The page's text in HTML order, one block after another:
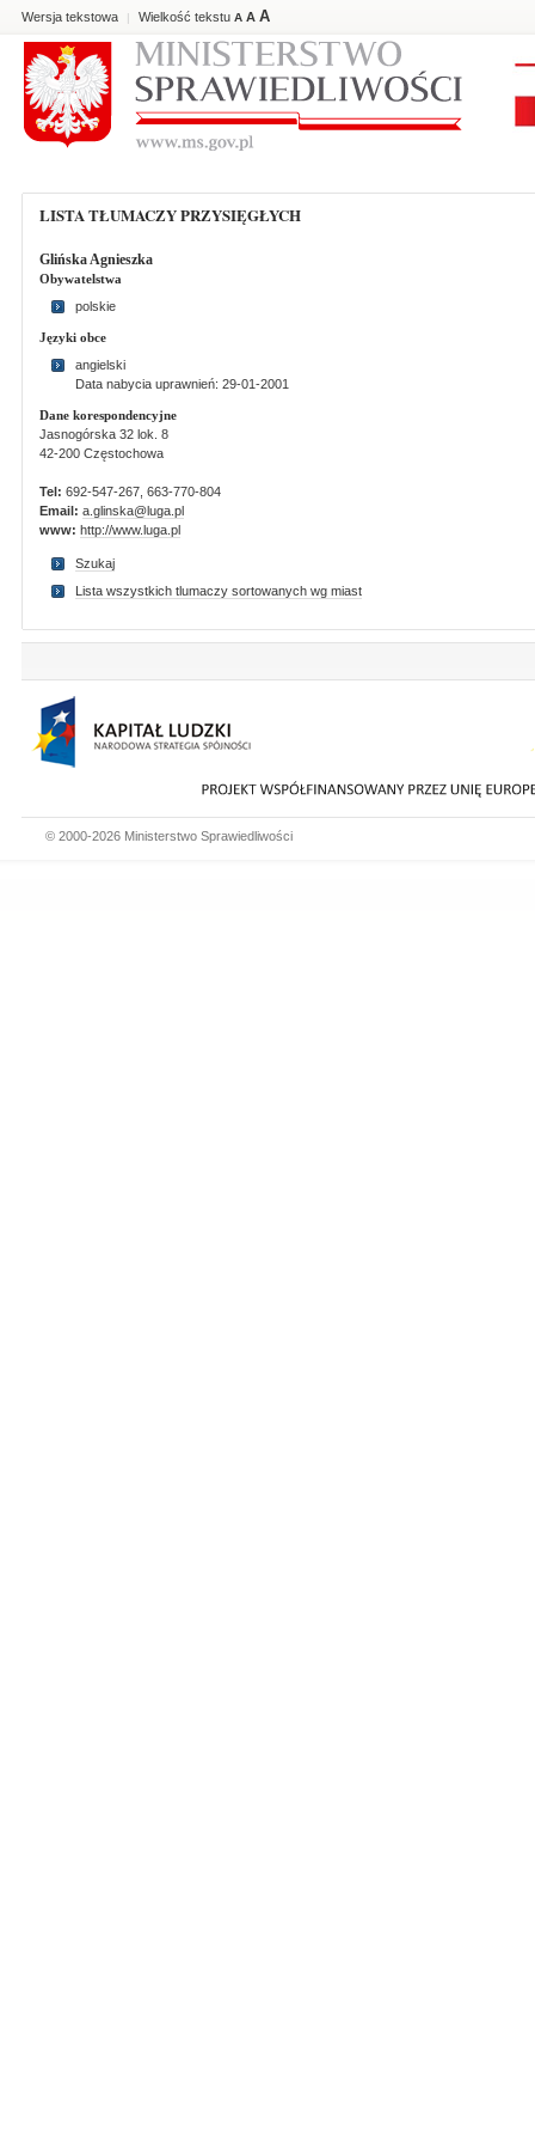
Wersja tekstowa | Wielkość tekstu A A A
LISTA TŁUMACZY PRZYSIĘGŁYCH
Glińska Agnieszka
Obywatelstwa
polskie
Języki obce
angielski
Data nabycia uprawnień: 29-01-2001
Dane korespondencyjne
Jasnogórska 32 lok. 8
42-200 Częstochowa
Tel: 692-547-267, 663-770-804
Email: a.glinska@luga.pl
www: http://www.luga.pl
Szukaj
Lista wszystkich tlumaczy sortowanych wg miast
© 2000-2026 Ministerstwo Sprawiedliwości